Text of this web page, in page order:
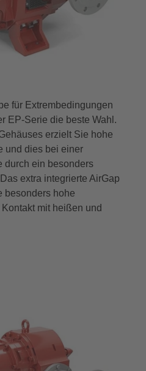
für Extrembedingungen
EP-Serie die beste Wahl.
erzielt Sie hohe
und dies bei einer
durch ein besonders
as extra integrierte AirGap
besonders hohe
mit heißen und